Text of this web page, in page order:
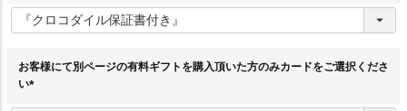
必
須
お客様にて別ページの有料ギフトを購入頂いた方のみカードをご選択くださ
い